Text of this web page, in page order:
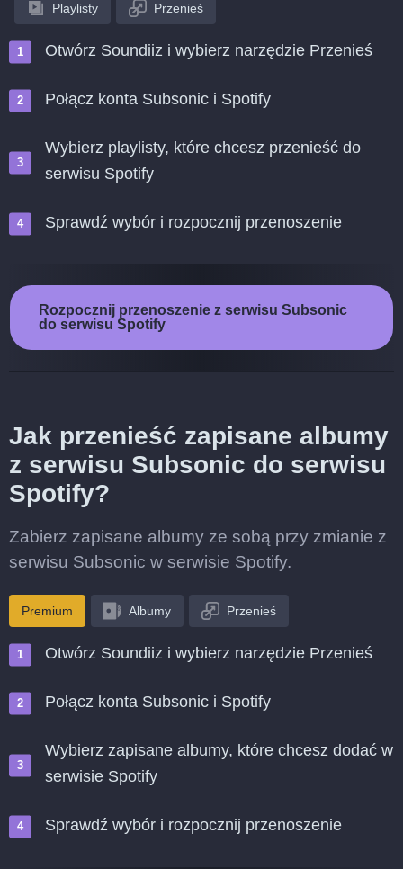
Playlisty Przenieś
Otwórz Soundiiz i wybierz narzędzie Przenieś
Połącz konta Subsonic i Spotify
Wybierz playlisty, które chcesz przenieść do
serwisu Spotify
Sprawdź wybór i rozpocznij przenoszenie
Rozpocznij przenoszenie z serwisu Subsonic
do serwisu Spotify
Jak przenieść zapisane albumy
z serwisu Subsonic do serwisu
Spotify?
Zabierz zapisane albumy ze sobą przy zmianie z
serwisu Subsonic w serwisie Spotify.
Premium Albumy Przenieś
Otwórz Soundiiz i wybierz narzędzie Przenieś
Połącz konta Subsonic i Spotify
Wybierz zapisane albumy, które chcesz dodać w
serwisie Spotify
Sprawdź wybór i rozpocznij przenoszenie